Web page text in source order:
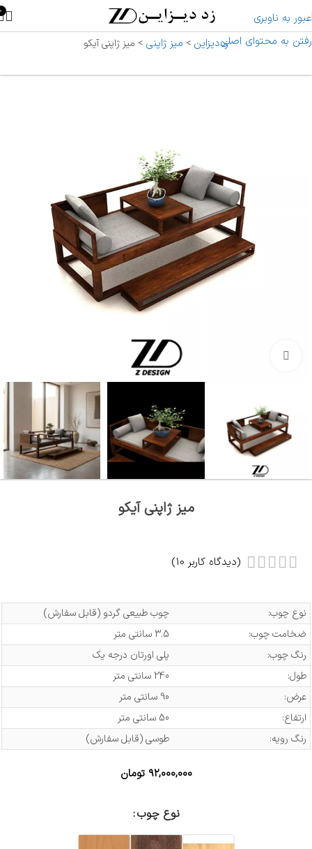
عبور به ناوبری
رفتن به محتوای اصلی
0
زددیزاین > میز ژاپنی > میز ژاپنی آیکو
میز ژاپنی آیکو
(دیدگاه کاربر 10
)
نوع چوب:
چوب طبیعی گردو (قابل سفارش)
ضخامت چوب:
3.5 سانتی متر
رنگ چوب:
پلی اورتان درجه یک
طول:
240 سانتی متر
عرض:
90 سانتی متر
ارتفاع:
50 سانتی متر
رنگ رویه:
طوسی (قابل سفارش)
۹۲,۰۰۰,۰۰۰ تومان
نوع چوب